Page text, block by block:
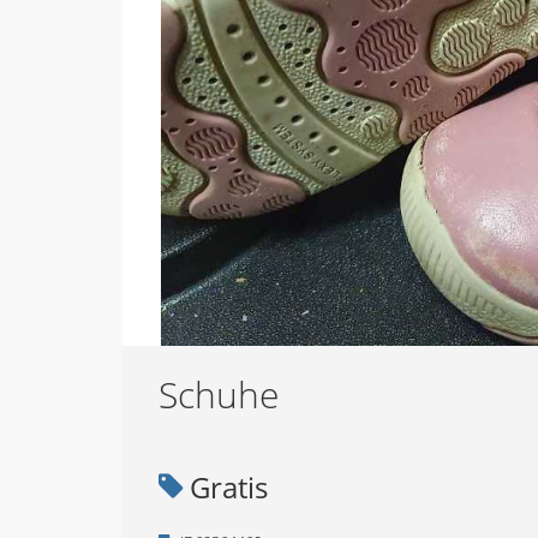
Schuhe
Gratis